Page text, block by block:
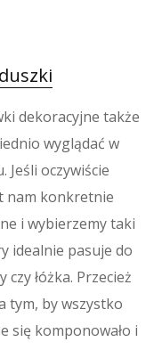
Zwierząt
dekoracyjne także
wyglądać w
Jeśli oczywiście
nam konkretnie
i wybierzemy taki
idealnie pasuje do
czy łóżka. Przecież
tym, by wszystko
się komponowało i